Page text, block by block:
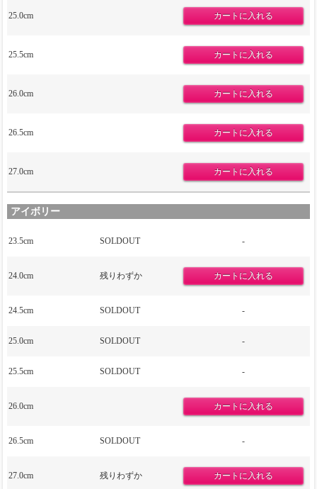
25.0cm
25.5cm
26.0cm
26.5cm
27.0cm
アイボリー
23.5cm SOLDOUT -
24.0cm 残りわずか
24.5cm SOLDOUT -
25.0cm SOLDOUT -
25.5cm SOLDOUT -
26.0cm
26.5cm SOLDOUT -
27.0cm 残りわずか